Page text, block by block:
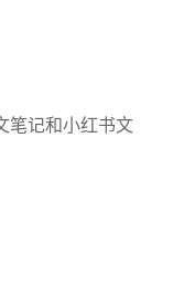
笔记和小红书文